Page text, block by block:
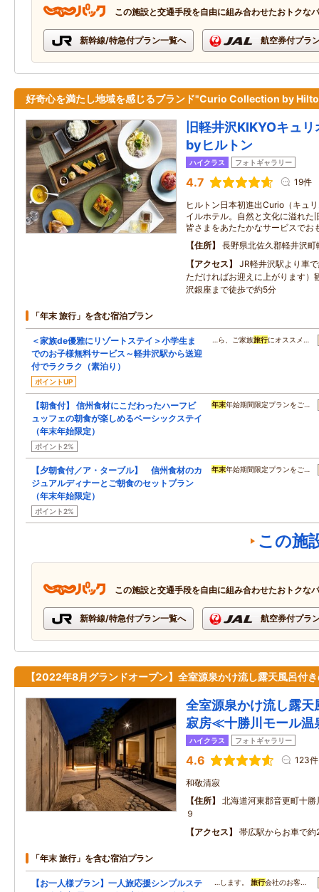
この施設と交通手段を自由に組み合わせたおトクな
新幹線/特急付プラン一覧へ 航空券付プラ
好奇心を満たし地域を感じるブランド"Curio Collection by
旧軽井沢KIKYOキュ
byヒルトン
ハイクラス フォトギャラリー
4.7 19件
ヒルトン日本初進出Curio（キュ
イルホテル。自然と文化に溢れた
皆さまをあたたかなサービスでお
住所
長野県北佐久郡軽井沢
アクセス
JR軽井沢駅より車
ただければお迎えに上がります）
沢銀座まで徒歩で約5分
「年末 旅行」を含む宿泊プラン
＜家族de優雅にリゾートステイ＞小学生ま
でのお子様無料サービス～軽井沢駅から送迎
付でラクラク（素泊り）
ポイントUP
…ら、ご家族旅行にオススメ…
【朝食付】 信州食材にこだわったハーフビ
ュッフェの朝食が楽しめるベーシックステイ
（年末年始限定）
ポイント2%
年末年始期間限定プランをご…
【夕朝食付／ア・ターブル】 信州食材のカ
ジュアルディナーとご朝食のセットプラン
（年末年始限定）
ポイント2%
年末年始期間限定プランをご…
この施
この施設と交通手段を自由に組み合わせたおトクな
新幹線/特急付プラン一覧へ 航空券付プラ
【2022年8月グランドオープン】全室源泉かけ流し露天風呂付
全室源泉かけ流し露
寂房≪十勝川モール
ハイクラス フォトギャラリー
4.6 123件
和敬清寂
住所
北海道河東郡音更町十
９
アクセス
帯広駅からお車で約
「年末 旅行」を含む宿泊プラン
【お一人様プラン】一人旅応援シンプルステ
…します。旅行会社のお客…